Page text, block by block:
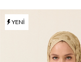
YENI